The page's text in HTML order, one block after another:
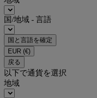
国/地域 - 言語
国と言語を確定
EUR (€)
戻る
以下で通貨を選択
地域